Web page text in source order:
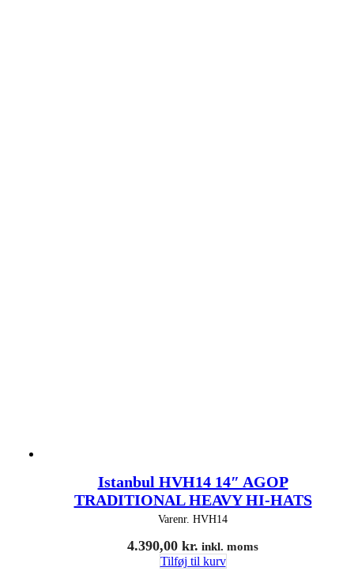
Istanbul HVH14 14″ AGOP
TRADITIONAL HEAVY HI-HATS
Varenr. HVH14
4.390,00 kr. inkl. moms
Tilføj til kurv